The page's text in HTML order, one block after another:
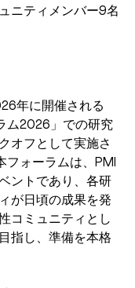
ニティメンバー9名
年に開催される
ム2026」での研究
オフとして実施さ
フォーラムは、PMI
ントであり、各研
が日頃の成果を発
コミュニティとし
指し、準備を本格